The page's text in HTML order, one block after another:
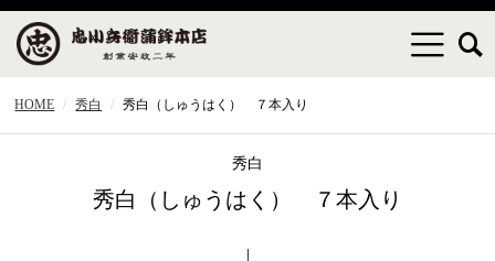
HOME 秀白 秀白（しゅうはく） ７本入り
秀白
秀白（しゅうはく） ７本入り